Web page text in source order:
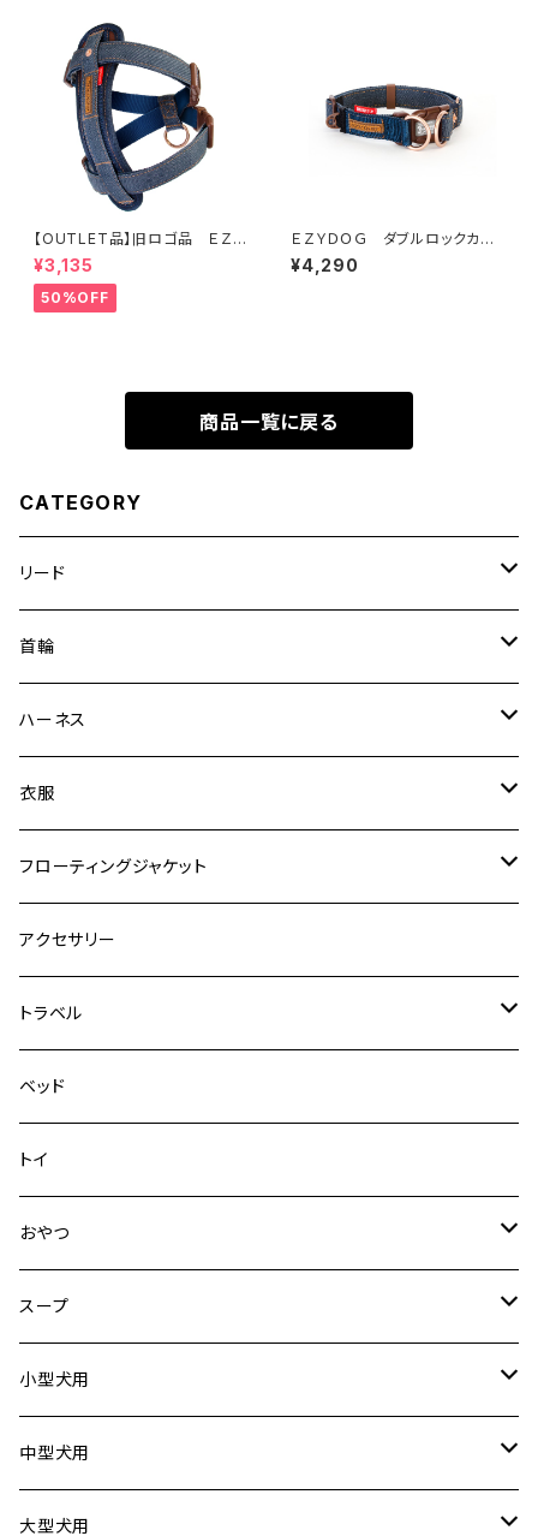
【OUTLET品】旧ロゴ品 ＥＺＹ
ＤＯＧ ハーネスＳ デニム
¥3,135
50%OFF
ＥＺＹＤＯＧ ダブルロックカラ
ーＬ（デニム＆コーデュロイ）
¥4,290
商品一覧に戻る
CATEGORY
リード
エッセンシャル
ゼロショック
ロードランナー
ヴァリオ
デニム＆コーデュロイ
その他
首輪
エッセンシャル
ネオカラー
ダブルロックカラー
デニム＆コーデュロイ
その他
ハーネス
エッセンシャル
ハーネス
クイックハーネス
メッシュフィットハーネス
デニム＆コーデュロイ
その他
衣服
ラッシュガード
フローティングジャケット
DFDブースト
アクセサリー
トラベル
ドライブハーネス
カーシートアタッチメント
クリック
ドライブシートカバー
ドライブボックス
ベッド
トイ
おやつ
犬用
猫用
スープ
犬用
猫用
小型犬用
リード
首輪
中型犬用
リード
大型犬用